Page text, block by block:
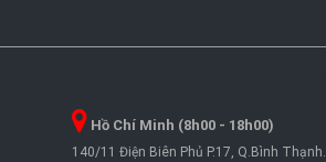
Hồ Chí Minh (8h00 - 18h00)
140/11 Điện Biên Phủ P.17, Q.Bình Thạnh.